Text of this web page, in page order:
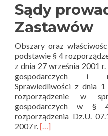
Sądy
Zastawów
Obszary oraz
podstawie § 4
z dnia 27 września 2001
gospodarczych i
Sprawiedliwości z dnia
rozporządzenie w
gospodarczych w §
rozporządzenia Dz.U.
2007 r.[…]